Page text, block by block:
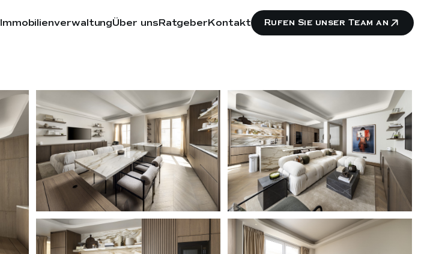
ImmobilienverwaltungÜber unsRatgeberKontakt Rufen Sie unser Team an